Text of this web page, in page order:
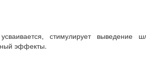
стимулирует выведение
эффекты.